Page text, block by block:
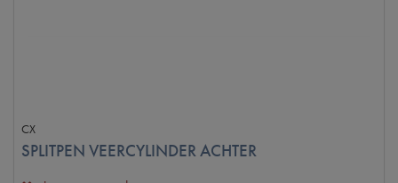
CX
SPLITPEN VEERCYLINDER ACHTER